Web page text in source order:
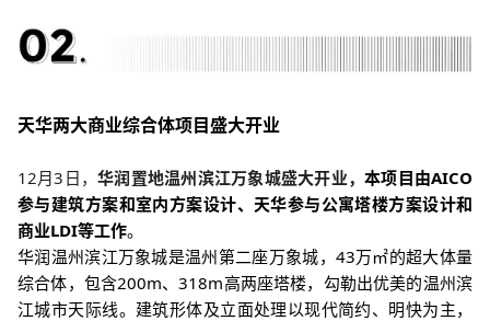
天华两大商业综合体项目盛大开业
12月3日，华润置地温州滨江万象城盛大开业，本项目由AICO
参与建筑方案和室内方案设计、天华参与公寓塔楼方案设计和
商业LDI等工作。
华润温州滨江万象城是温州第二座万象城，43万㎡的超大体量
综合体，包含200m、318m高两座塔楼，勾勒出优美的温州滨
江城市天际线。建筑形体及立面处理以现代简约、明快为主，